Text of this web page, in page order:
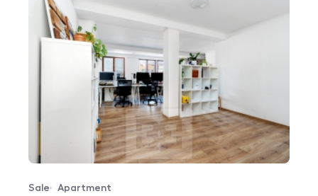
Offer type
Sale
Property type
Apartment